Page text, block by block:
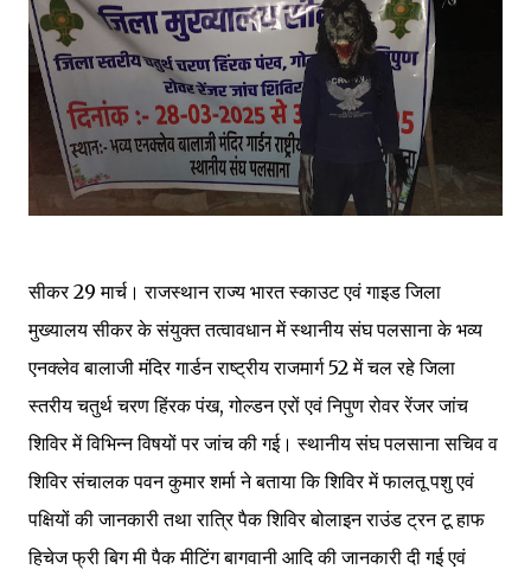
सीकर 29 मार्च। राजस्थान राज्य भारत स्काउट एवं गाइड जिला
मुख्यालय सीकर के संयुक्त तत्वावधान में स्थानीय संघ पलसाना के भव्य
एनक्लेव बालाजी मंदिर गार्डन राष्ट्रीय राजमार्ग 52 में चल रहे जिला
स्तरीय चतुर्थ चरण हिंरक पंख, गोल्डन एरों एवं निपुण रोवर रेंजर जांच
शिविर में विभिन्न विषयों पर जांच की गई। स्थानीय संघ पलसाना सचिव व
शिविर संचालक पवन कुमार शर्मा ने बताया कि शिविर में फालतू पशु एवं
पक्षियों की जानकारी तथा रात्रि पैक शिविर बोलाइन राउंड ट्रन टू हाफ
हिचेज फ्री बिग मी पैक मीटिंग बागवानी आदि की जानकारी दी गई एवं